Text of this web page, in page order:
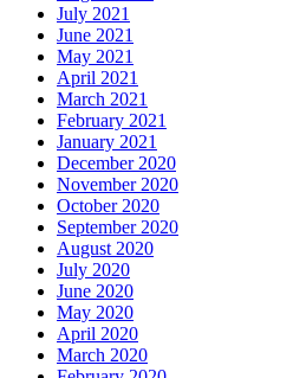
July 2021
June 2021
May 2021
April 2021
March 2021
February 2021
January 2021
December 2020
November 2020
October 2020
September 2020
August 2020
July 2020
June 2020
May 2020
April 2020
March 2020